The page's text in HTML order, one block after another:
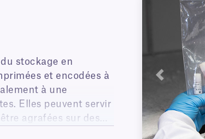
stockage en
et encodées à
à une
Elles peuvent servir
agrafées sur des
Précédent